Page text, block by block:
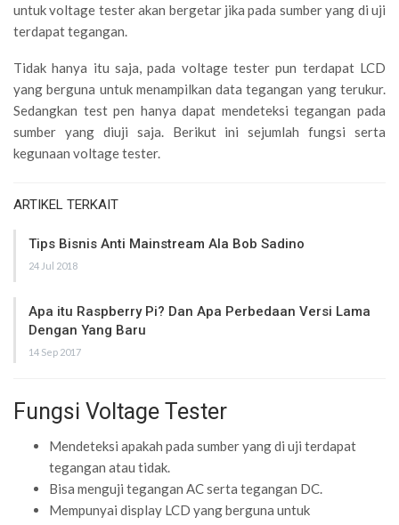
untuk voltage tester akan bergetar jika pada sumber yang di uji
terdapat tegangan.
Tidak hanya itu saja, pada voltage tester pun terdapat LCD
yang berguna untuk menampilkan data tegangan yang terukur.
Sedangkan test pen hanya dapat mendeteksi tegangan pada
sumber yang diuji saja. Berikut ini sejumlah fungsi serta
kegunaan voltage tester.
ARTIKEL TERKAIT
Tips Bisnis Anti Mainstream Ala Bob Sadino
24 Jul 2018
Apa itu Raspberry Pi? Dan Apa Perbedaan Versi Lama
Dengan Yang Baru
14 Sep 2017
Fungsi Voltage Tester
Mendeteksi apakah pada sumber yang di uji terdapat
tegangan atau tidak.
Bisa menguji tegangan AC serta tegangan DC.
Mempunyai display LCD yang berguna untuk